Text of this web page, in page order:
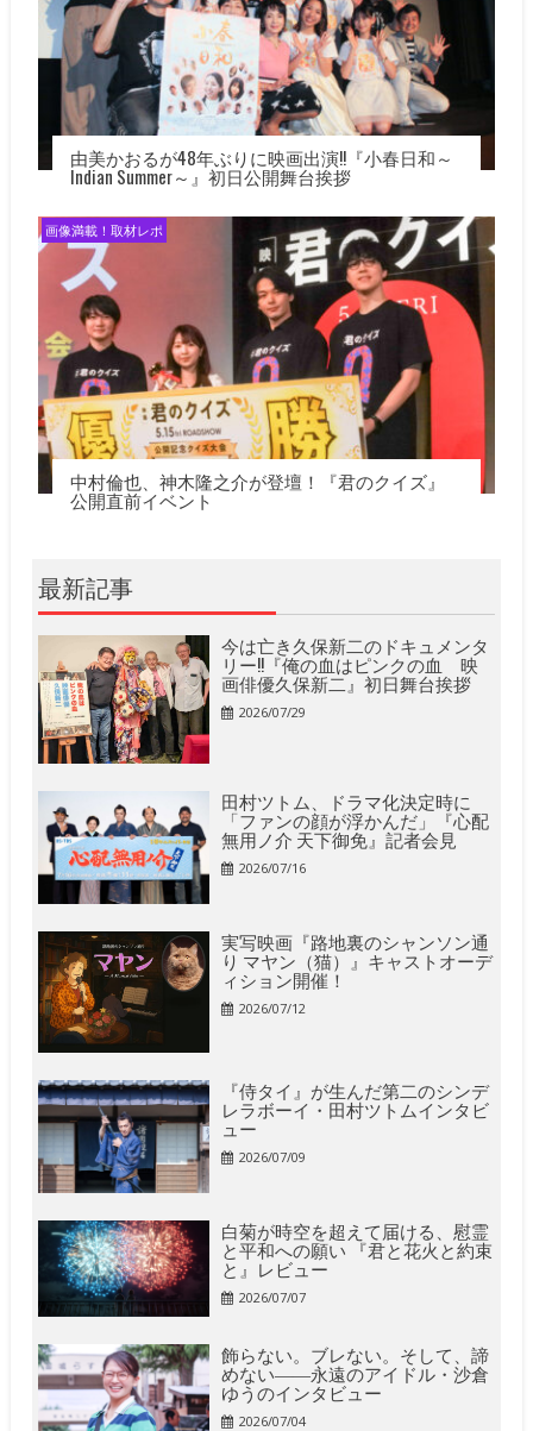
由美かおるが48年ぶりに映画出演!!『小春日和～
Indian Summer～』初日公開舞台挨拶
画像満載！取材レポ
中村倫也、神木隆之介が登壇！『君のクイズ』
公開直前イベント
最新記事
今は亡き久保新二のドキュメンタ
リー!!『俺の血はピンクの血 映
画俳優久保新二』初日舞台挨拶
2026/07/29
田村ツトム、ドラマ化決定時に
「ファンの顔が浮かんだ」『心配
無用ノ介 天下御免』記者会見
2026/07/16
実写映画『路地裏のシャンソン通
り マヤン（猫）』キャストオーデ
ィション開催！
2026/07/12
『侍タイ』が生んだ第二のシンデ
レラボーイ・田村ツトムインタビ
ュー
2026/07/09
白菊が時空を超えて届ける、慰霊
と平和への願い 『君と花火と約束
と』レビュー
2026/07/07
飾らない。ブレない。そして、諦
めない――永遠のアイドル・沙倉
ゆうのインタビュー
2026/07/04